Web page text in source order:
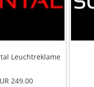
Leuchtreklame
249.00